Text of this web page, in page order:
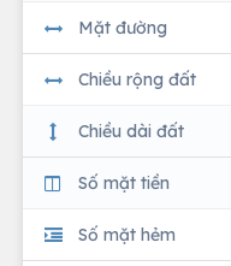
Mặt đường
Chiều rộng đất
Chiều dài đất
Số mặt tiền
Số mặt hẻm